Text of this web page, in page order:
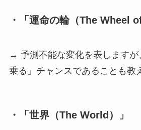
・「運命の輪（The Wheel
→ 予測不能な変化を表しますが
乗る」チャンスであることも教
・「世界（The World）」